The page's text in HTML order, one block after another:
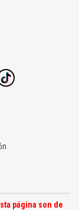
página son de